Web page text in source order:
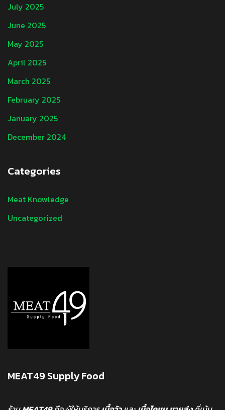
July 2025
June 2025
May 2025
April 2025
March 2025
February 2025
January 2025
December 2024
Categories
Meat Knowledge
Uncategorized
MEAT49 Supply Food